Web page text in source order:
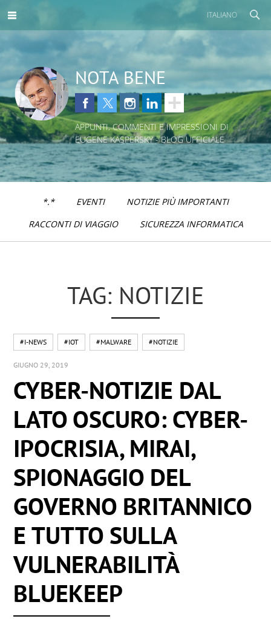
ITALIANO
NOTA BENE
APPUNTI, COMMENTI E IMPRESSIONI DI
EUGENE KASPERSKY - BLOG UFFICIALE
*.* EVENTI
NOTIZIE PIÙ IMPORTANTI
RACCONTI DI VIAGGIO
SICUREZZA INFORMATICA
TAG: NOTIZIE
#I-NEWS #IOT #MALWARE #NOTIZIE
GIUGNO 29, 2019
CYBER-NOTIZIE DAL
LATO OSCURO: CYBER-
IPOCRISIA, MIRAI,
SPIONAGGIO DEL
GOVERNO BRITANNICO
E TUTTO SULLA
VULNERABILITÀ
BLUEKEEP